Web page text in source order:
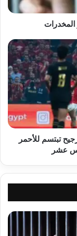
المخدرات
تبتسم للأحمر
عشر